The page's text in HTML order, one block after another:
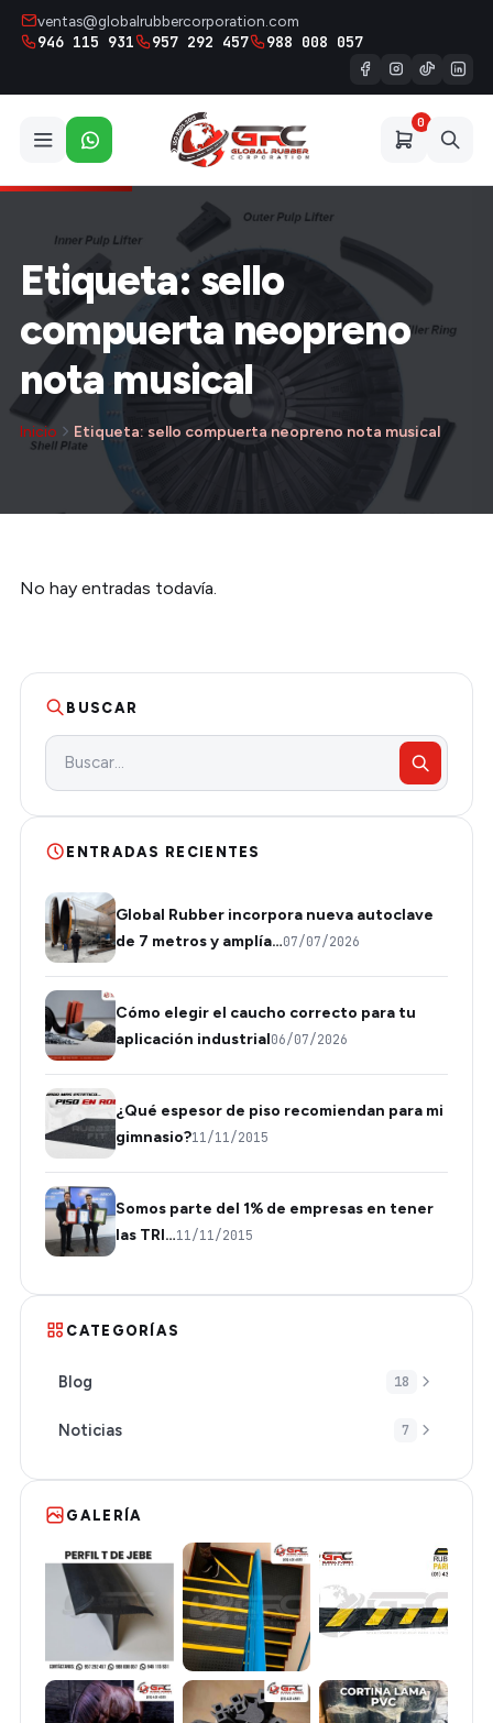
ventas@globalrubbercorporation.com
946 115 931 957 292 457 988 008 057
0
Etiqueta: sello
compuerta neopreno
nota musical
Inicio Etiqueta: sello compuerta neopreno nota musical
No hay entradas todavía.
BUSCAR
ENTRADAS RECIENTES
Global Rubber incorpora nueva autoclave
de 7 metros y amplía…07/07/2026
Cómo elegir el caucho correcto para tu
aplicación industrial06/07/2026
¿Qué espesor de piso recomiendan para mi
gimnasio?11/11/2015
Somos parte del 1% de empresas en tener
las TRI…11/11/2015
CATEGORÍAS
Blog 18
Noticias 7
GALERÍA